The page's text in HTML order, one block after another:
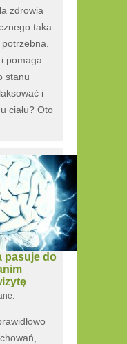
zdrowia
taka
pomaga
stanu
i
ciału? Oto
pasuje do